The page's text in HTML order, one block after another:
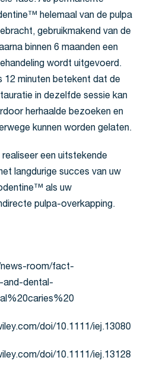
helemaal van de pulpa
gebruikmakend van de
binnen 6 maanden een
wordt uitgevoerd.
12 minuten betekent dat de
in dezelfde sessie kan
herhaalde bezoeken en
kunnen worden gelaten.
een uitstekende
langdurige succes van uw
als uw
pulpa-overkapping.
room/fact-
and-dental-
doi/10.1111/iej.13080
doi/10.1111/iej.13128